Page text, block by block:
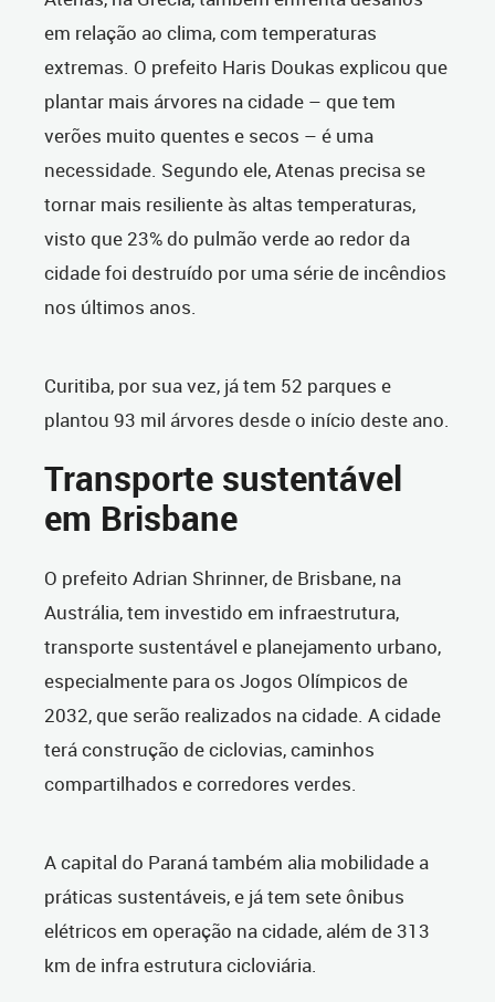
em relação ao clima, com temperaturas
extremas. O prefeito Haris Doukas explicou que
plantar mais árvores na cidade – que tem
verões muito quentes e secos – é uma
necessidade. Segundo ele, Atenas precisa se
tornar mais resiliente às altas temperaturas,
visto que 23% do pulmão verde ao redor da
cidade foi destruído por uma série de incêndios
nos últimos anos.
Curitiba, por sua vez, já tem 52 parques e
plantou 93 mil árvores desde o início deste ano.
Transporte sustentável
em Brisbane
O prefeito Adrian Shrinner, de Brisbane, na
Austrália, tem investido em infraestrutura,
transporte sustentável e planejamento urbano,
especialmente para os Jogos Olímpicos de
2032, que serão realizados na cidade. A cidade
terá construção de ciclovias, caminhos
compartilhados e corredores verdes.
A capital do Paraná também alia mobilidade a
práticas sustentáveis, e já tem sete ônibus
elétricos em operação na cidade, além de 313
km de infra estrutura cicloviária.